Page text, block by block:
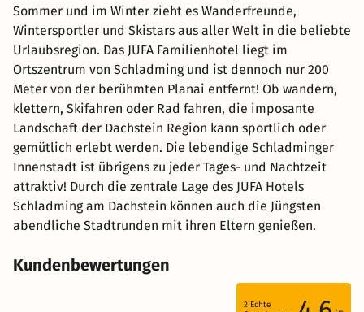
Sommer und im Winter zieht es Wanderfreunde,
Wintersportler und Skistars aus aller Welt in die beliebte
Urlaubsregion. Das JUFA Familienhotel liegt im
Ortszentrum von Schladming und ist dennoch nur 200
Meter von der berühmten Planai entfernt! Ob wandern,
klettern, Skifahren oder Rad fahren, die imposante
Landschaft der Dachstein Region kann sportlich oder
gemütlich erlebt werden. Die lebendige Schladminger
Innenstadt ist übrigens zu jeder Tages- und Nachtzeit
attraktiv! Durch die zentrale Lage des JUFA Hotels
Schladming am Dachstein können auch die Jüngsten
abendliche Stadtrunden mit ihren Eltern genießen.
Kundenbewertungen
2 Echte